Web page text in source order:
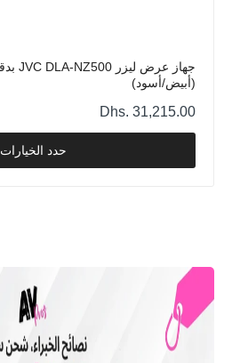
(أبيض/أسود)
Dhs. 31,215.00
حدد الخيارات